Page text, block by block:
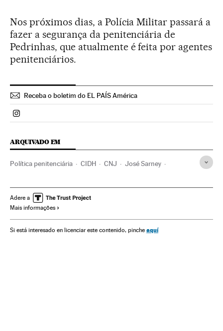
Nos próximos dias, a Polícia Militar passará a
fazer a segurança da penitenciária de
Pedrinhas, que atualmente é feita por agentes
penitenciários.
Receba o boletim do EL PAÍS América
Politica El País Brasil en Instagram
ARQUIVADO EM
Política penitenciária CIDH CNJ José Sarney
América do Sul América Latina
Organizações internacionais
Regime penitenciário Relações exteriores Sociedade
Adere a
Mais informações
Si está interesado en licenciar este contenido, pinche aquí